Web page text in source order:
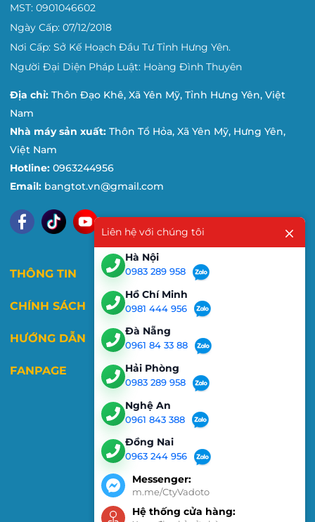
MST: 0901046602
Ngày Cấp: 07/12/2018
Nơi Cấp: Sở Kế Hoạch Đầu Tư Tỉnh Hưng Yên.
Người Đại Diện Pháp Luật: Hoàng Đình Thuyên
Địa chỉ: Thôn Đạo Khê, Xã Yên Mỹ, Tỉnh Hưng Yên, Việt
Nam
Nhà máy sản xuất: Thôn Tổ Hỏa, Xã Yên Mỹ, Hưng Yên,
Việt Nam
Hotline: 0963244956
Email: bangtot.vn@gmail.com
THÔNG TIN
CHÍNH SÁCH
HƯỚNG DẪN
FANPAGE
Liên hệ với chúng tôi
Hà Nội
0983 289 958
Hồ Chí Minh
0981 444 956
Đà Nẵng
0961 84 33 88
Hải Phòng
0983 289 958
Nghệ An
0961 843 388
Đồng Nai
0963 244 956
Messenger:
m.me/CtyVadoto
Hệ thống cửa hàng: